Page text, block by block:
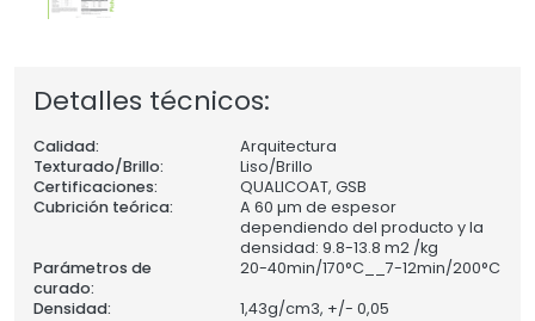
Detalles técnicos:
Calidad:
Arquitectura
Texturado/Brillo:
Liso/Brillo
Certificaciones:
QUALICOAT, GSB
Cubrición teórica:
A 60 µm de espesor
dependiendo del producto y la
densidad: 9.8-13.8 m2 /kg
Parámetros de
curado:
20-40min/170°C__7-12min/200°C
Densidad:
1,43g/cm3, +/- 0,05